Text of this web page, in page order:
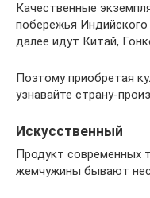
Качественные
побережья
далее идут Китай,
Поэтому приобретая
узнавайте страну-
Искусственный
Продукт современных
жемчужины бывают